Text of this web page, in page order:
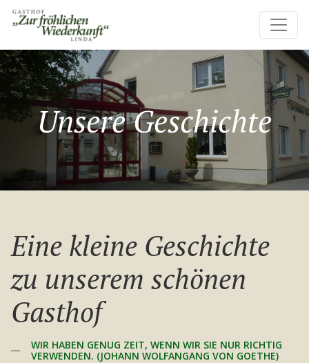
Unsere Geschichte
Eine kleine Geschichte
zu unserem schönen
Gasthof
WIR HABEN GENUG ZEIT, WENN WIR SIE NUR RICHTIG
VERWENDEN. (JOHANN WOLFANGANG VON GOETHE)